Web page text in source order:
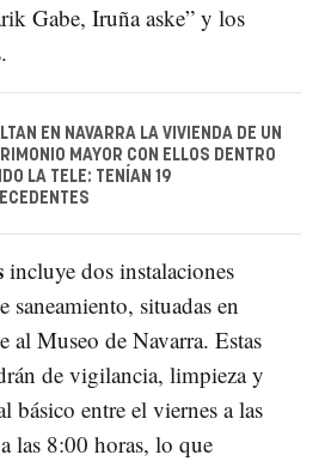
Gabe, Iruña aske” y los
EN NAVARRA LA VIVIENDA DE UN
MAYOR CON ELLOS DENTRO
LA TELE: TENÍAN 19
incluye dos instalaciones
saneamiento, situadas en
al Museo de Navarra. Estas
de vigilancia, limpieza y
básico entre el viernes a las
las 8:00 horas, lo que